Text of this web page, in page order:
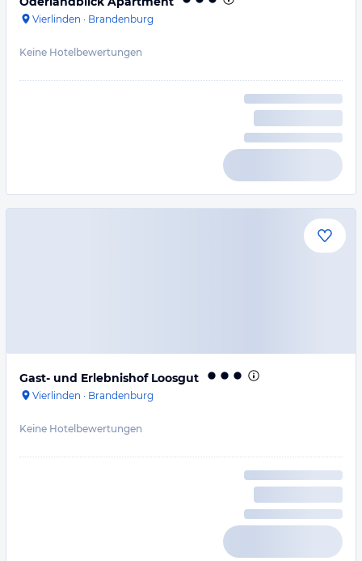
Vierlinden · Brandenburg
Keine Hotelbewertungen
Gast- und Erlebnishof Loosgut
Vierlinden · Brandenburg
Keine Hotelbewertungen